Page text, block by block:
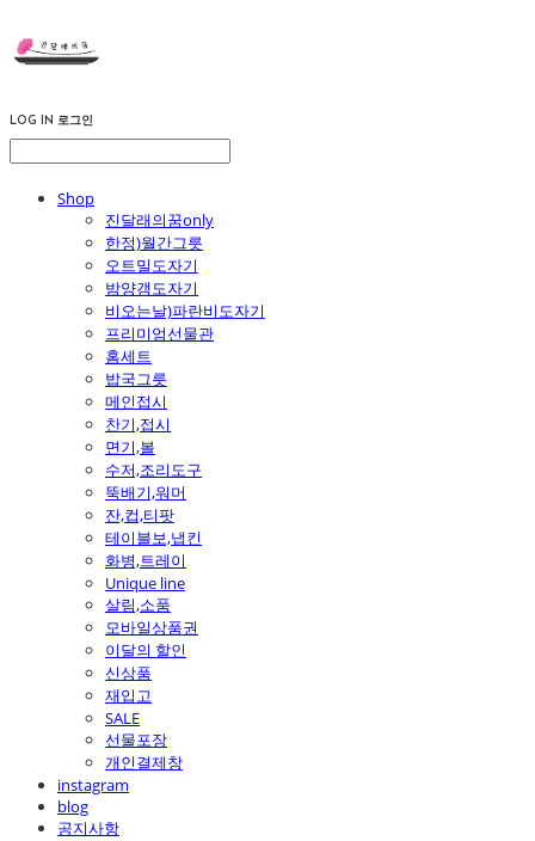
LOG IN 로그인
Shop
진달래의꿈only
한정)월간그릇
오트밀도자기
밤양갱도자기
비오는날)파란비도자기
프리미엄선물관
홈세트
밥국그릇
메인접시
찬기,접시
면기,볼
수저,조리도구
뚝배기,워머
잔,컵,티팟
테이블보,냅킨
화병,트레이
Unique line
살림,소품
모바일상품권
이달의 할인
신상품
재입고
SALE
선물포장
개인결제창
instagram
blog
공지사항